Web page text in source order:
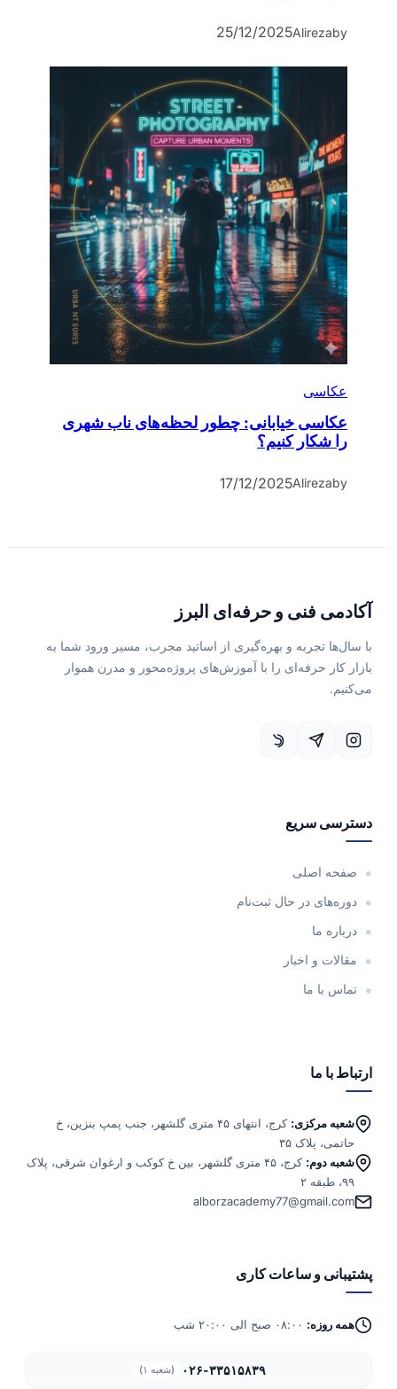
by
Alireza
25/12/2025
عکاسی
عکاسی خیابانی: چطور لحظه‌های ناب شهری
را شکار کنیم؟
by
Alireza
17/12/2025
آکادمی فنی و حرفه‌ای البرز
با سال‌ها تجربه و بهره‌گیری از اساتید مجرب، مسیر ورود شما به
بازار کار حرفه‌ای را با آموزش‌های پروژه‌محور و مدرن هموار
می‌کنیم.
دسترسی سریع
صفحه اصلی
دوره‌های در حال ثبت‌نام
درباره ما
مقالات و اخبار
تماس با ما
ارتباط با ما
شعبه مرکزی:
کرج، انتهای ۴۵ متری گلشهر، جنب پمپ بنزین، خ
حاتمی، پلاک ۳۵
شعبه دوم:
کرج، ۴۵ متری گلشهر، بین خ کوکب و ارغوان شرقی، پلاک
۹۹، طبقه ۲
alborzacademy77@gmail.com
پشتیبانی و ساعات کاری
همه روزه:
۰۲۶-۳۳۵۱۵۸۳۹ (شعبه ۱)